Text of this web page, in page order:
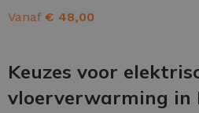
Vanaf € 48,00
Keuzes voor
vloerverwarming in